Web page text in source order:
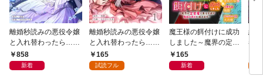
離婚秒読みの悪役令嬢
と入れ替わったら…旦
那様が離してくれませ
ん！？【単行本版】
858
新着
離婚秒読みの悪役令嬢
と入れ替わったら…旦
那様が離してくれませ
ん！？１
165
試読フル
魔王様の餌付けに成功
しました～魔界の定食
屋で悪役令嬢が魔族の
胃袋を掴みます～（コ
165
新着
結
者
【